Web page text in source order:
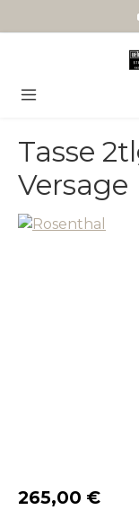
Zum Hauptinhalt
Tasse
Versage
Regulärer Preis:
265,00 €